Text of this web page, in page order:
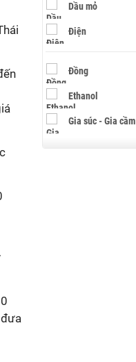
Dầu mỏ
Điện
Đồng
Ethanol
Gia súc - Gia cầm